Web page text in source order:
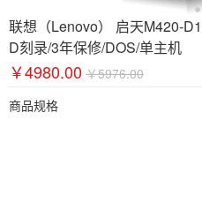
联想（Lenovo） 启天M420-
D刻录/3年保修/DOS/单主机
￥4980.00 ￥5976.00
商品规格